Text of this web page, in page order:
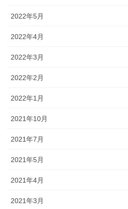
2022年5月
2022年4月
2022年3月
2022年2月
2022年1月
2021年10月
2021年7月
2021年5月
2021年4月
2021年3月